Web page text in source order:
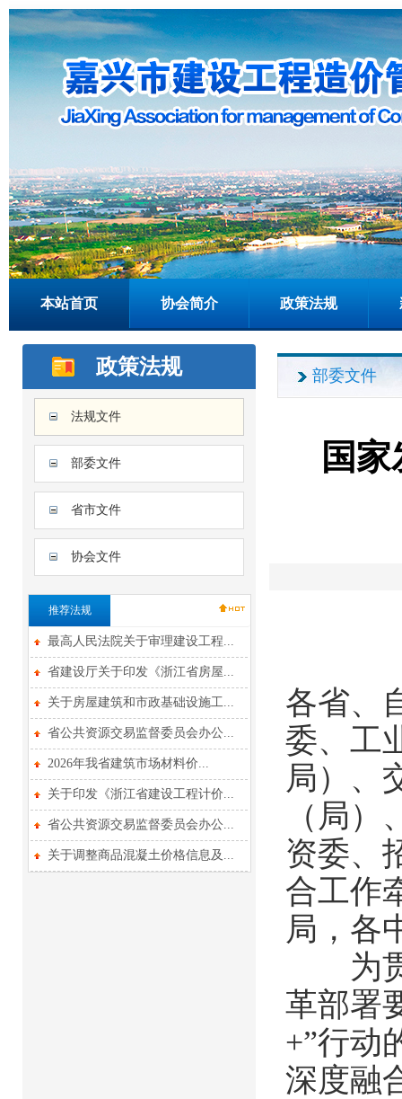
本站首页 协会简介 政策法规
政策法规
法规文件
部委文件
省市文件
协会文件
推荐法规
最高人民法院关于审理建设工程...
省建设厅关于印发《浙江省房屋...
关于房屋建筑和市政基础设施工...
省公共资源交易监督委员会办公...
2026年我省建筑市场材料价...
关于印发《浙江省建设工程计价...
省公共资源交易监督委员会办公...
关于调整商品混凝土价格信息及...
部委文件
国
各省、
委、工
局）、
（局
资委、
合工作
局，各
为贯
革部署
+”行动
深度融